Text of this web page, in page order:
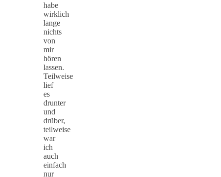
habe
wirklich
lange
nichts
von
mir
hören
lassen.
Teilweise
lief
es
drunter
und
drüber,
teilweise
war
ich
auch
einfach
nur